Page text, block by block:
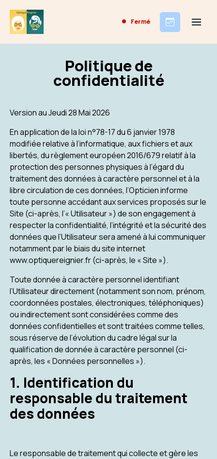
Fermé
Politique de
confidentialité
Version au Jeudi 28 Mai 2026
En application de la loi n°78-17 du 6 janvier 1978
modifiée relative à l’informatique, aux fichiers et aux
libertés, du règlement européen 2016/679 relatif à la
protection des personnes physiques à l’égard du
traitement des données à caractère personnel et à la
libre circulation de ces données, l’Opticien informe
toute personne accédant aux services proposés sur le
Site (ci-après, l’« Utilisateur ») de son engagement à
respecter la confidentialité, l’intégrité et la sécurité des
données que l’Utilisateur sera amené à lui communiquer
notamment par le biais du site internet
www.optiquereignier.fr (ci-après, le « Site »).
Toute donnée à caractère personnel identifiant
l’Utilisateur directement (notamment son nom, prénom,
coordonnées postales, électroniques, téléphoniques)
ou indirectement sont considérées comme des
données confidentielles et sont traitées comme telles,
sous réserve de l’évolution du cadre légal sur la
qualification de donnée à caractère personnel (ci-
après, les « Données personnelles »).
1. Identification du
responsable du traitement
des données
Le responsable de traitement qui collecte et gère les